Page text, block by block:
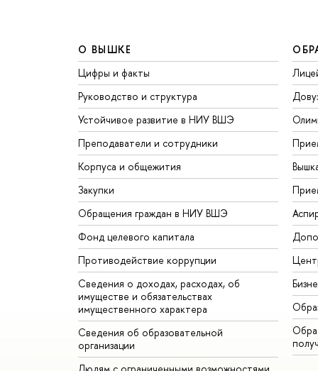
О ВЫШКЕ
Цифры и факты
Руководство и структура
Устойчивое развитие в НИУ ВШЭ
Преподаватели и сотрудники
Корпуса и общежития
Закупки
Обращения граждан в НИУ ВШЭ
Фонд целевого капитала
Противодействие коррупции
Сведения о доходах, расходах, об
имуществе и обязательствах
имущественного характера
Сведения об образовательной
организации